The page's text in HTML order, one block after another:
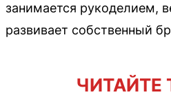
занимается рукоделием,
развивает собственный
ЧИТАЙТЕ